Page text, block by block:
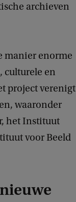
archieven
manier enorme
culturele en
project verenigt
waaronder
het Instituut
voor Beeld